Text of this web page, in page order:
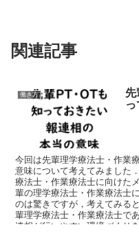
関連記事
働き方
先
今回は先輩理学療法士・作業
意味について考えてみました
療法士・作業療法士に向けた
輩の理学療法士・作業療法士
のは驚きですが，考えてみる
輩理学療法士・作業療法士で
連相が行いやすい環境づくり